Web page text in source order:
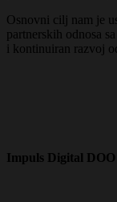
Osnovni cilj nam je
partnerskih odnosa
i kontinuiran razvoj
Impuls Digital DOO